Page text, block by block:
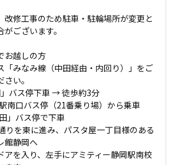
修工事のため駐車・駐輪場所が変更と
がございます。
お越しの方
「みなみ線（中田経由・内回り）」をご
い。
」バス停下車 → 徒歩約3分
南口バス停（21番乗り場）から乗車
」バス停で下車
りを東に進み、パスタ屋一丁目様のある
館静岡へ
アを入り、左手にアミティー静岡駅南校